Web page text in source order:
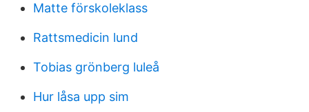
Matte förskoleklass
Rattsmedicin lund
Tobias grönberg luleå
Hur låsa upp sim